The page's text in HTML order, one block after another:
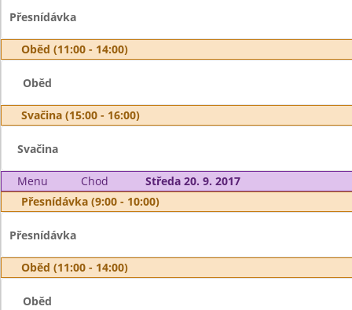
Přesnídávka
Oběd (11:00 - 14:00)
Oběd
Svačina (15:00 - 16:00)
Svačina
Menu Chod
Středa 20. 9. 2017
Přesnídávka (9:00 - 10:00)
Přesnídávka
Oběd (11:00 - 14:00)
Oběd